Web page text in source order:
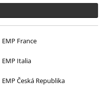
EMP France
EMP Italia
EMP Česká Republika